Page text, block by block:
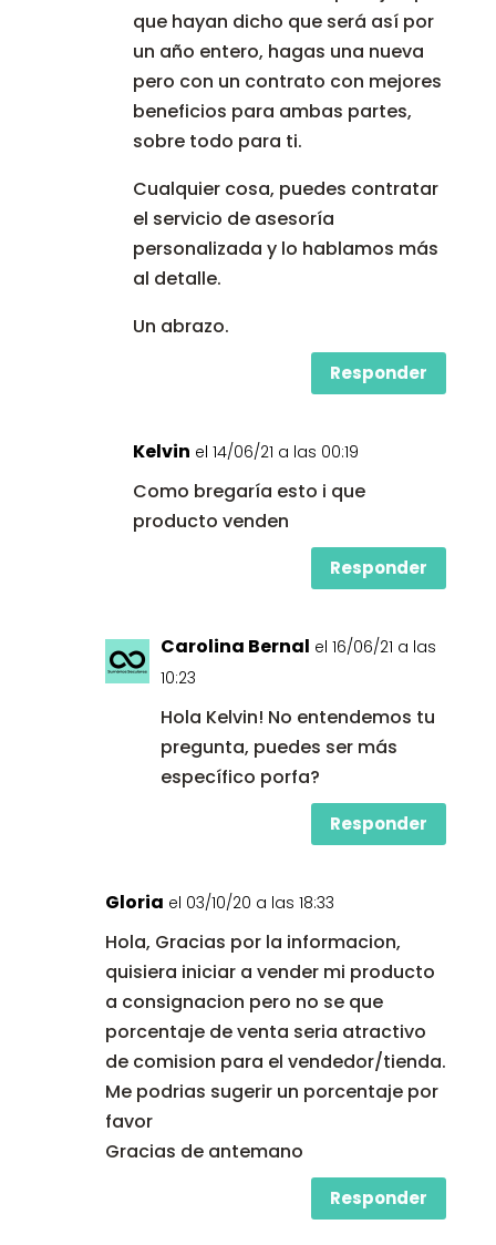
que hayan dicho que será así por
un año entero, hagas una nueva
pero con un contrato con mejores
beneficios para ambas partes,
sobre todo para ti.
Cualquier cosa, puedes contratar
el servicio de asesoría
personalizada y lo hablamos más
al detalle.
Un abrazo.
Responder
Kelvin el 14/06/21 a las 00:19
Como bregaría esto i que
producto venden
Responder
Carolina Bernal el 16/06/21 a las
10:23
Hola Kelvin! No entendemos tu
pregunta, puedes ser más
específico porfa?
Responder
Gloria el 03/10/20 a las 18:33
Hola, Gracias por la informacion,
quisiera iniciar a vender mi producto
a consignacion pero no se que
porcentaje de venta seria atractivo
de comision para el vendedor/tienda.
Me podrias sugerir un porcentaje por
favor
Gracias de antemano
Responder